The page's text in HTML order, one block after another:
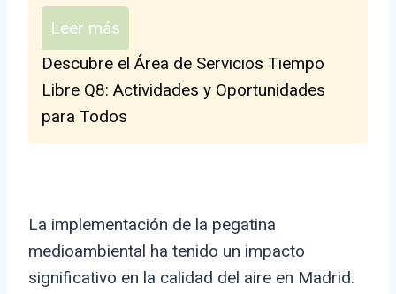
Leer más
Descubre el Área de Servicios Tiempo
Libre Q8: Actividades y Oportunidades
para Todos
La implementación de la pegatina
medioambiental ha tenido un impacto
significativo en la calidad del aire en Madrid.